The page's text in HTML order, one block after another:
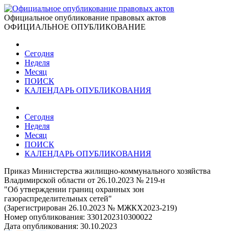
Официальное опубликование правовых актов
ОФИЦИАЛЬНОЕ ОПУБЛИКОВАНИЕ
Сегодня
Неделя
Месяц
ПОИСК
КАЛЕНДАРЬ ОПУБЛИКОВАНИЯ
Сегодня
Неделя
Месяц
ПОИСК
КАЛЕНДАРЬ ОПУБЛИКОВАНИЯ
Приказ Министерства жилищно-коммунального хозяйства
Владимирской области от 26.10.2023 № 219-н
"Об утверждении границ охранных зон
газораспределительных сетей"
(Зарегистрирован 26.10.2023 № МЖКХ2023-219)
Номер опубликования: 3301202310300022
Дата опубликования: 30.10.2023